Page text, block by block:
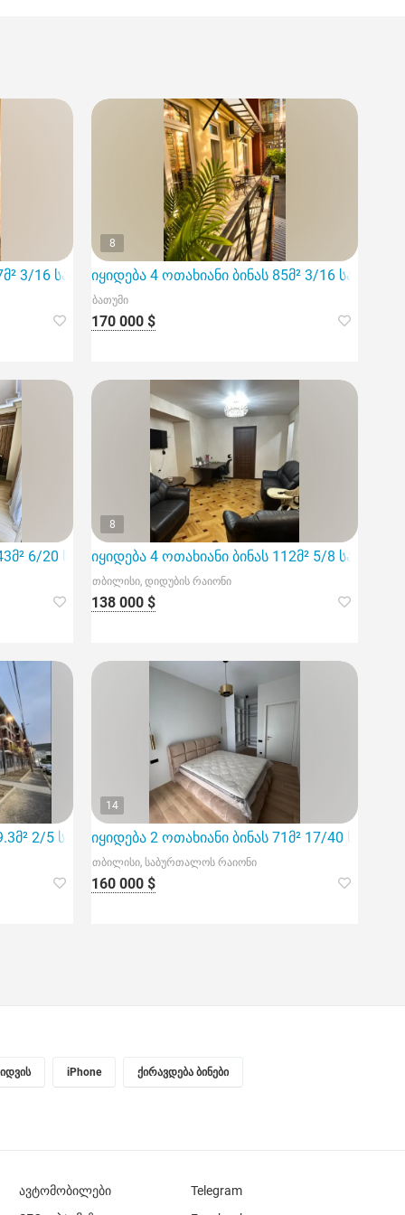
3/16 სართ
8
იყიდება 4 ოთახიანი ბინას 85მ² 3/16 სართ
ბათუმი
170 000 $
6/20 სართ
8
იყიდება 4 ოთახიანი ბინას 112მ² 5/8 სართ
თბილისი, დიდუბის რაიონი
138 000 $
2/5 სართ
14
იყიდება 2 ოთახიანი ბინას 71მ² 17/40 სართ
თბილისი, საბურთალოს რაიონი
160 000 $
iPhone ქირავდება ბინები
ავტომობილები
Telegram